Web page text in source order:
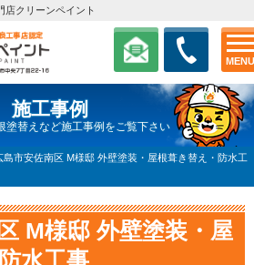
MENU
店クリーンペイント
施工事例
塗替えなど施工事例をご覧下さい
島市安佐南区 M様邸 外壁塗装・屋根葺き替え・防水工
M様邸 外壁塗装・屋
水工事